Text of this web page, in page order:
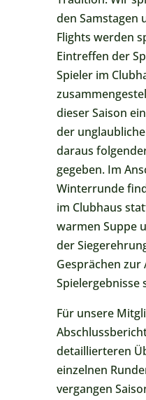
den Samstagen
Flights werden
Eintreffen der
Spieler im
dieser Saison
der
daraus
gegeben. Im
Winterrunde
im Clubhaus
warmen Suppe
der
Gesprächen
Spielergebnisse
Für unsere
detaillierteren
einzelnen
vergangen